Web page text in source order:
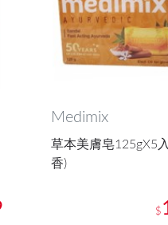
Medimix
草本美膚皂125gX5
香)
$